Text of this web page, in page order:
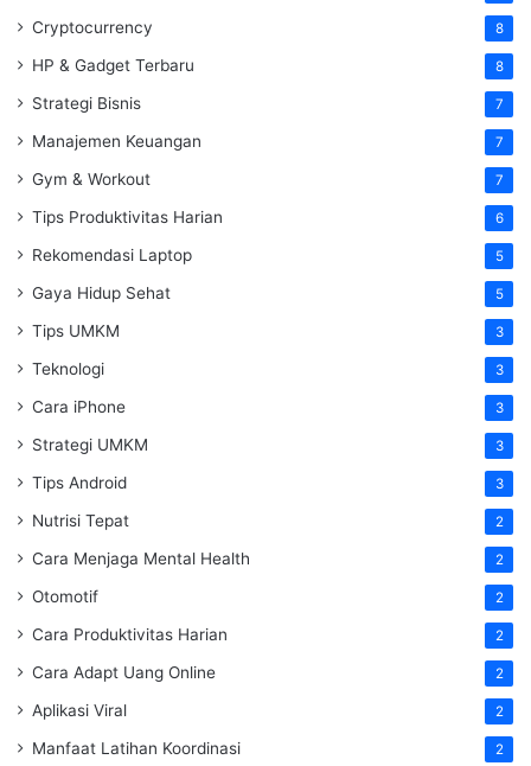
Cryptocurrency 8
HP & Gadget Terbaru 8
Strategi Bisnis 7
Manajemen Keuangan 7
Gym & Workout 7
Tips Produktivitas Harian 6
Rekomendasi Laptop 5
Gaya Hidup Sehat 5
Tips UMKM 3
Teknologi 3
Cara iPhone 3
Strategi UMKM 3
Tips Android 3
Nutrisi Tepat 2
Cara Menjaga Mental Health 2
Otomotif 2
Cara Produktivitas Harian 2
Cara Adapt Uang Online 2
Aplikasi Viral 2
Manfaat Latihan Koordinasi 2